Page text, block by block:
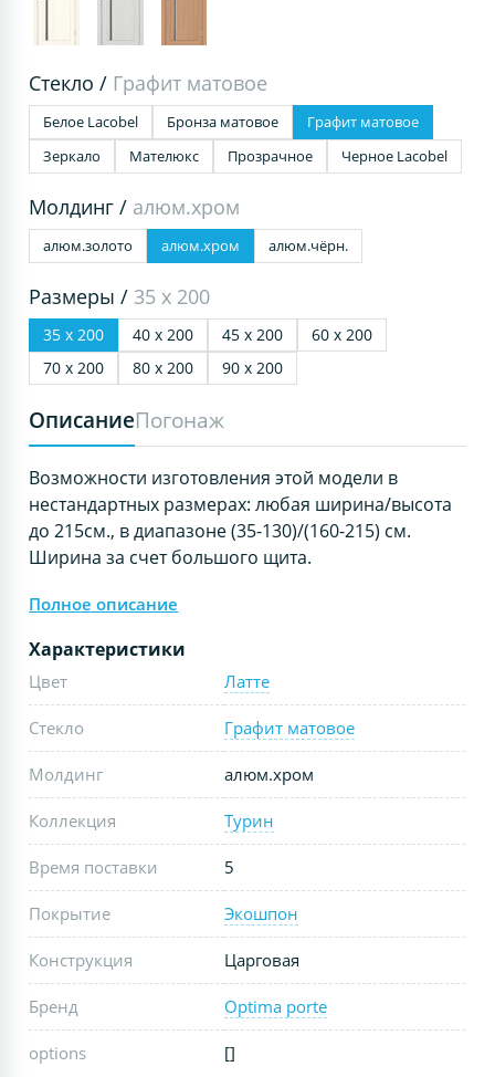
Стекло / Графит матовое
Белое Lacobel Бронза матовое
Графит матовое
Зеркало
Мателюкс Прозрачное Черное Lacobel
Молдинг / алюм.хром
алюм.золото алюм.хром алюм.чёрн.
Размеры / 35 х 200
35 х 200 40 х 200 45 х 200
60 х 200
70 х 200
80 х 200 90 х 200
ОписаниеПогонаж
Возможности изготовления этой модели в
нестандартных размерах: любая ширина/высота
до 215см., в диапазоне (35-130)/(160-215) см.
Ширина за счет большого щита.
Полное описание
Характеристики
Цвет Латте
Стекло Графит матовое
Молдинг алюм.хром
Коллекция Турин
Время поставки 5
Покрытие Экошпон
Конструкция Царговая
Бренд Optima porte
options []